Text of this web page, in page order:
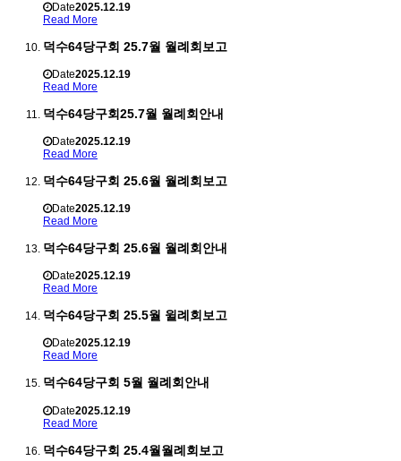
Date2025.12.19
Read More
덕수64당구회 25.7월 월례회보고
Date2025.12.19
Read More
덕수64당구회25.7월 월례회안내
Date2025.12.19
Read More
덕수64당구회 25.6월 월례회보고
Date2025.12.19
Read More
덕수64당구회 25.6월 월례회안내
Date2025.12.19
Read More
덕수64당구회 25.5월 윌례회보고
Date2025.12.19
Read More
덕수64당구회 5월 월례회안내
Date2025.12.19
Read More
덕수64당구회 25.4월월례회보고